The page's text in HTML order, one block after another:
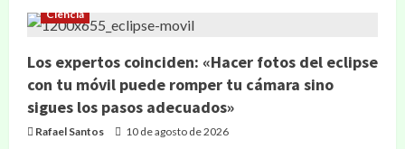
Ciencia
Los expertos coinciden: «Hacer fotos del eclipse
con tu móvil puede romper tu cámara sino
sigues los pasos adecuados»
Rafael Santos 10 de agosto de 2026